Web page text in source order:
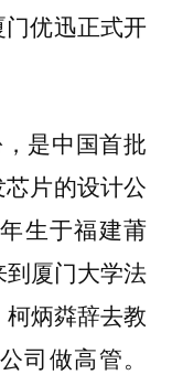
优迅正式开
是中国首批
片的设计公
生于福建莆
厦门大学法
炳粦辞去教
司做高管。